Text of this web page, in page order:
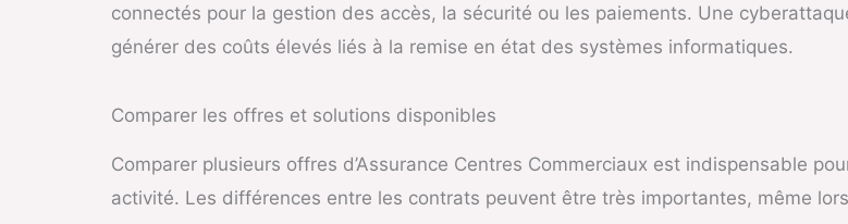
connectés pour la gestion des accès, la sécurité ou les paiements. Une
générer des coûts élevés liés à la remise en état des systèmes informatiques.
Comparer les offres et solutions disponibles
Comparer plusieurs offres d’Assurance Centres Commerciaux est indispensable
activité. Les différences entre les contrats peuvent être très importantes, même